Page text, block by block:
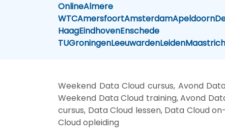
OnlineAlmere
WTCAmersfoortAmsterdamApeldoorn
HaagEindhovenEnschede
TUGroningenLeeuwardenLeiden
Weekend Data Cloud cursus, Avond
Weekend Data Cloud training, Avond
cursus, Data Cloud lessen, Data Cloud
Cloud opleiding